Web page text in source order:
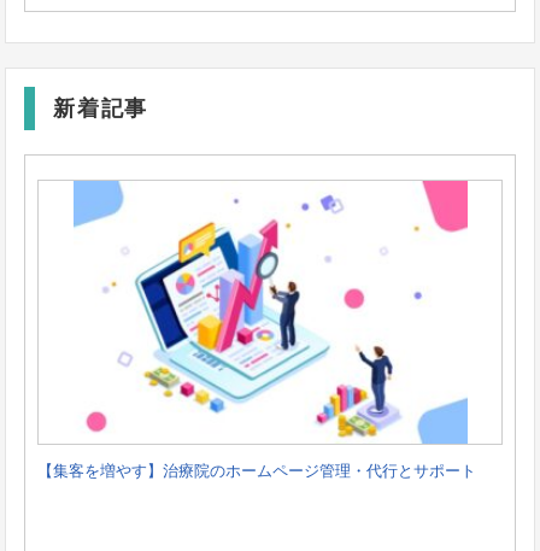
新着記事
【集客を増やす】治療院のホームページ管理・代行とサポート